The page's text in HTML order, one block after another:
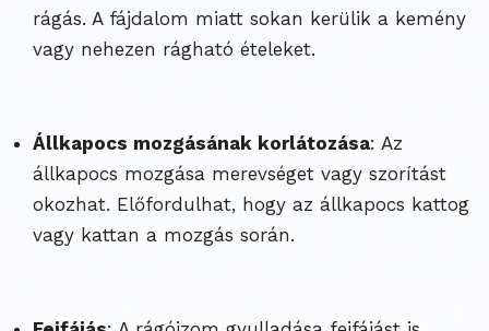
rágás. A fájdalom miatt sokan kerülik a kemény
vagy nehezen rágható ételeket.
Állkapocs mozgásának korlátozása: Az
állkapocs mozgása merevséget vagy szorítást
okozhat. Előfordulhat, hogy az állkapocs kattog
vagy kattan a mozgás során.